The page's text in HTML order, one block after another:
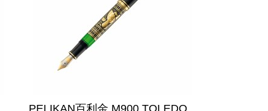
PELIKAN百利金 M900 TOLEDO